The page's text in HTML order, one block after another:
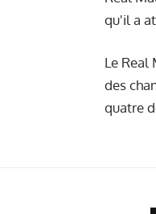
qu'il a
Le Real
des
quatre